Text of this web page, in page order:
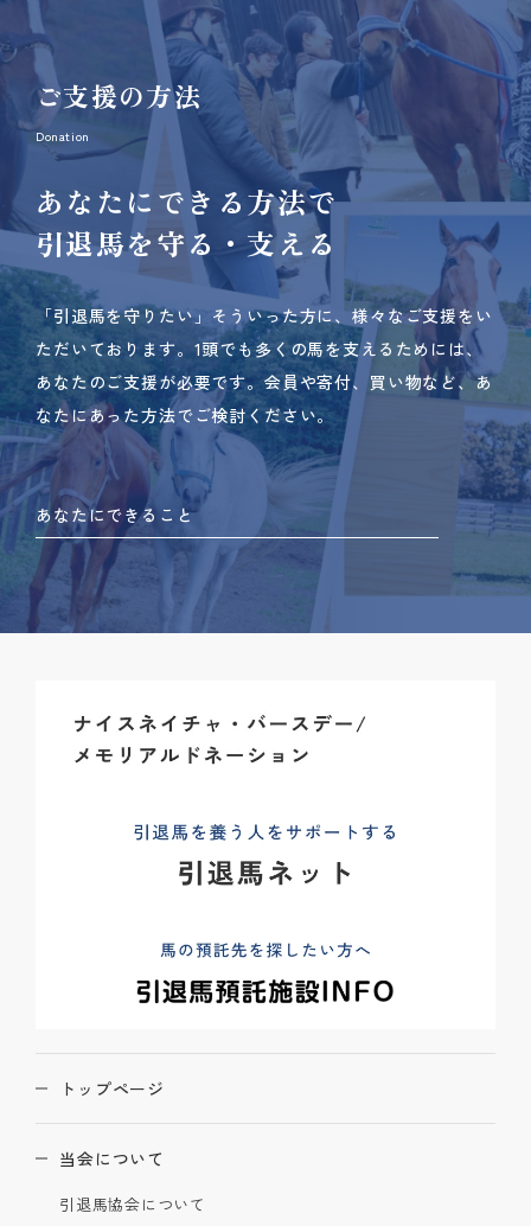
ご支援の方法
Donation
あなたにできる方法で
引退馬を守る・支える
「引退馬を守りたい」そういった方に、様々なご支援をい
ただいております。 1頭でも多くの馬を支えるためには、
あなたのご支援が必要です。 会員や寄付、買い物など、あ
なたにあった方法でご検討ください。
あなたにできること
トップページ
当会について
引退馬協会について